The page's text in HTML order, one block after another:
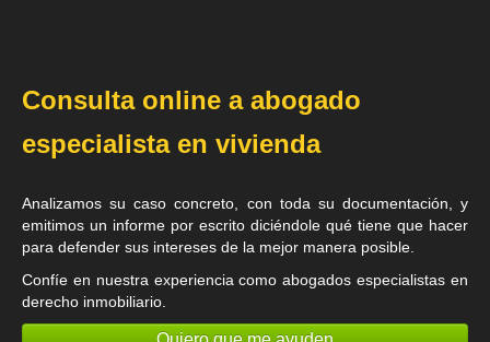
Consulta online a abogado
especialista en vivienda
Analizamos su caso concreto, con toda su documentación, y
emitimos un informe por escrito diciéndole qué tiene que hacer
para defender sus intereses de la mejor manera posible.
Confíe en nuestra experiencia comoabogados especialistas en
derecho inmobiliario